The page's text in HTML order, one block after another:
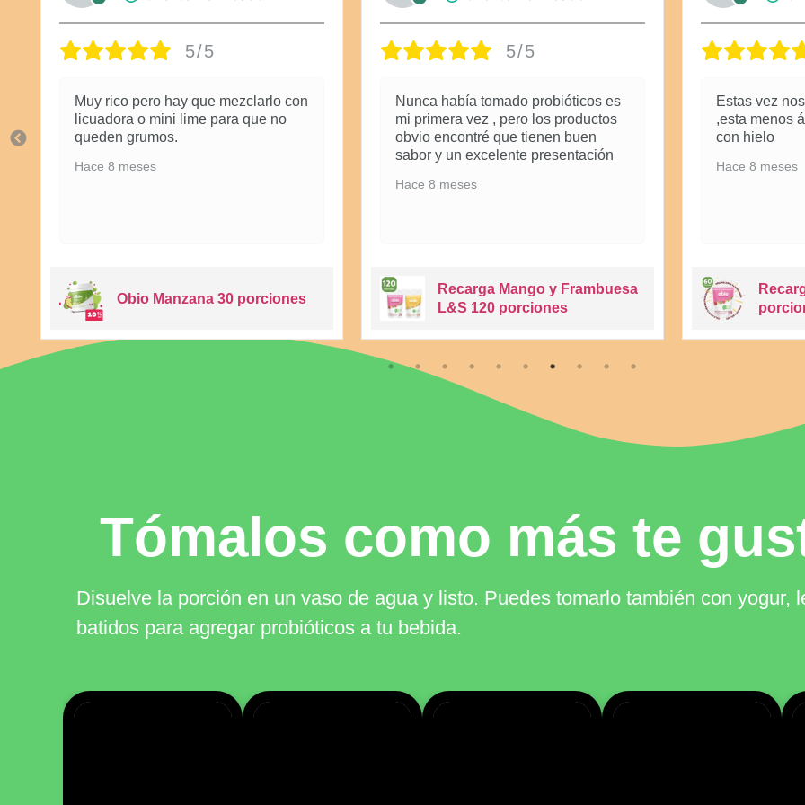
5/5
Muy rico pero hay que mezclarlo con
licuadora o mini lime para que no
queden grumos.
Hace 8 meses
Obio Manzana 30 porciones
5/5
Nunca había tomado probióticos es
mi primera vez , pero los productos
obvio encontré que tienen buen
sabor y un excelente presentación
Hace 8 meses
Recarga Mango y Frambuesa
L&S 120 porciones
Estas vez
,esta menos
con hielo
Hace 8 meses
Tómalos como más te
Disuelve la porción en un vaso de agua y listo. Puedes tomarlo también con yogur,
batidos para agregar probióticos a tu bebida.